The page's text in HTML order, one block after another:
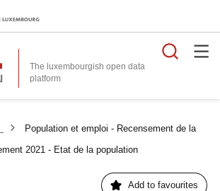
The luxembourgish open data
platform
Population et emploi - Recensement de la
2021 - Etat de la population
Add to favourites